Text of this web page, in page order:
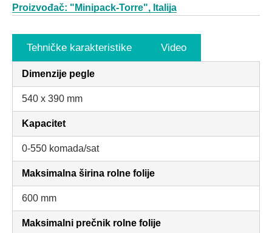
Proizvođač: "Minipack-Torre", Italija
Tehničke karakteristike Video
Dimenzije pegle
540 x 390 mm
Kapacitet
0-550 komada/sat
Maksimalna širina rolne folije
600 mm
Maksimalni prečnik rolne folije